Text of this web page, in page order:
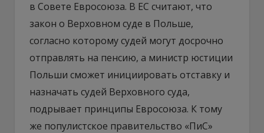
в Совете Евросоюза. В ЕС считают, что
закон о Верховном суде в Польше,
согласно которому судей могут досрочно
отправлять на пенсию, а министр юстиции
Польши сможет инициировать отставку и
назначать судей Верховного суда,
подрывает принципы Евросоюза. К тому
же популистское правительство «ПиС»